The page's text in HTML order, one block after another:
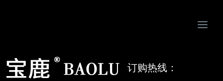
订购热线：
关于举办公司年度庆典暨表彰